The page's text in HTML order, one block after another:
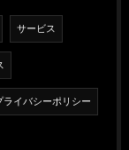
サービス
ライバシーポリシー